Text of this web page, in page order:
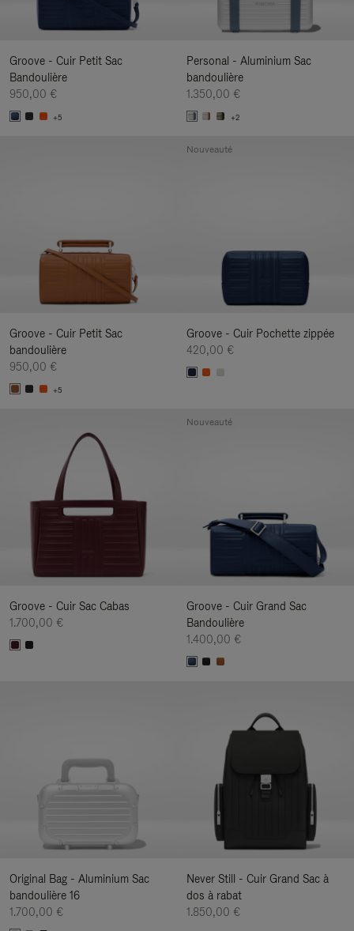
Groove - Cuir Petit Sac
Bandoulière
950,00 €
+5
Personal - Aluminium Sac
bandoulière
1.350,00 €
+2
Groove - Cuir Petit Sac
bandoulière
950,00 €
+5
Groove - Cuir Pochette zippée
420,00 €
Nouveauté
Groove - Cuir Sac Cabas
1.700,00 €
Groove - Cuir Grand Sac
Bandoulière
1.400,00 €
Nouveauté
Original Bag - Aluminium Sac
bandoulière 16
1.700,00 €
Never Still - Cuir Grand Sac à
dos à rabat
1.850,00 €